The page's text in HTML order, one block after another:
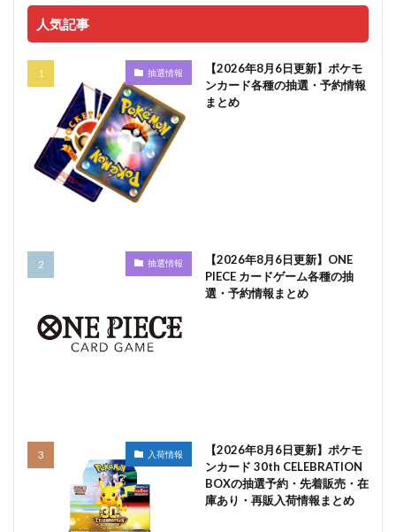
人気記事
抽選情報
【2026年8月6日更新】ポケモ
ンカード各種の抽選・予約情報
まとめ
抽選情報
【2026年8月6日更新】ONE
PIECE カードゲーム各種の抽
選・予約情報まとめ
入荷情報
【2026年8月6日更新】ポケモ
ンカード 30th CELEBRATION
BOXの抽選予約・先着販売・在
庫あり・再販入荷情報まとめ